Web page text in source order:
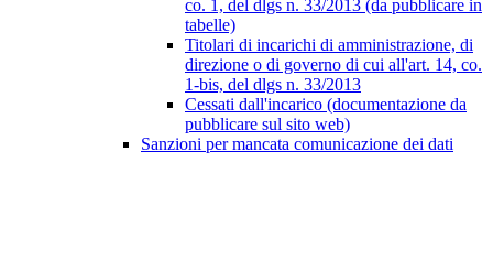
co. 1, del dlgs n. 33/2013 (da pubblicare in
tabelle)
Titolari di incarichi di amministrazione, di
direzione o di governo di cui all'art. 14, co.
1-bis, del dlgs n. 33/2013
Cessati dall'incarico (documentazione da
pubblicare sul sito web)
Sanzioni per mancata comunicazione dei dati